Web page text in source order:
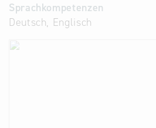
Sprachkompetenzen
Deutsch, Englisch